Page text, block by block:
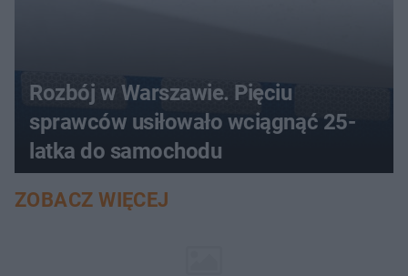
Rozbój w Warszawie. Pięciu
sprawców usiłowało wciągnąć 25-
latka do samochodu
ZOBACZ WIĘCEJ